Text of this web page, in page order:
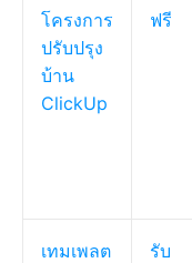
โครงการ
ปรับปรุง
บ้าน
ClickUp
ฟรี
เทมเพลต
รับ